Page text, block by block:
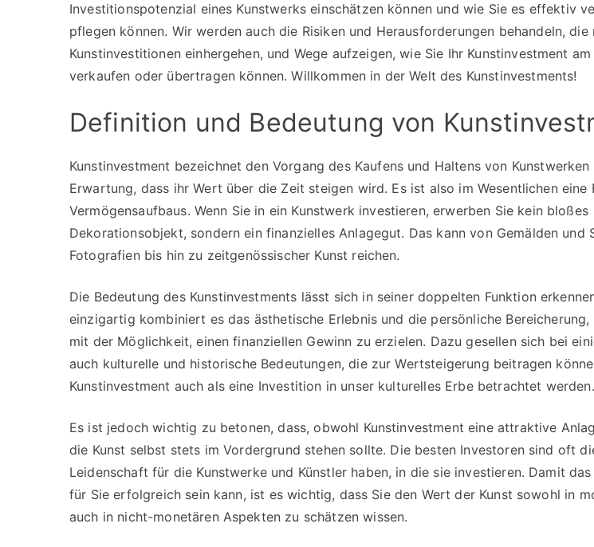
Investitionspotenzial eines Kunstwerks einschätzen können und wie Sie es effektiv
pflegen können. Wir werden auch die Risiken und Herausforderungen behandeln, die
Kunstinvestitionen einhergehen, und Wege aufzeigen, wie Sie Ihr Kunstinvestment
verkaufen oder übertragen können. Willkommen in der Welt des Kunstinvestments!
Definition und Bedeutung von
Kunstinvestment bezeichnet den Vorgang des Kaufens und Haltens von Kunstwerken
Erwartung, dass ihr Wert über die Zeit steigen wird. Es ist also im Wesentlichen eine
Vermögensaufbaus. Wenn Sie in ein Kunstwerk investieren, erwerben Sie kein bloßes
Dekorationsobjekt, sondern ein finanzielles Anlagegut. Das kann von Gemälden und
Fotografien bis hin zu zeitgenössischer Kunst reichen.
Die Bedeutung des Kunstinvestments lässt sich in seiner doppelten Funktion
einzigartig kombiniert es das ästhetische Erlebnis und die persönliche Bereicherung,
mit der Möglichkeit, einen finanziellen Gewinn zu erzielen. Dazu gesellen sich bei
auch kulturelle und historische Bedeutungen, die zur Wertsteigerung beitragen
Kunstinvestment auch als eine Investition in unser kulturelles Erbe betrachtet werden.
Es ist jedoch wichtig zu betonen, dass, obwohl Kunstinvestment eine attraktive
die Kunst selbst stets im Vordergrund stehen sollte. Die besten Investoren sind oft
Leidenschaft für die Kunstwerke und Künstler haben, in die sie investieren. Damit
für Sie erfolgreich sein kann, ist es wichtig, dass Sie den Wert der Kunst sowohl in
auch in nicht-monetären Aspekten zu schätzen wissen.